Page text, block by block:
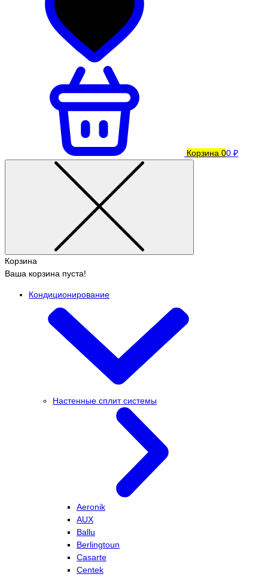
Корзина 00 ₽
Корзина
Ваша корзина пуста!
Кондиционирование
Настенные сплит системы
Aeronik
AUX
Ballu
Berlingtoun
Casarte
Centek